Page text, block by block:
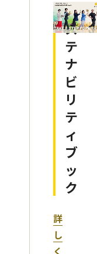
サ
ス
テ
ナ
ビ
リ
テ
ィ
ブ
ッ
ク
詳
し
く